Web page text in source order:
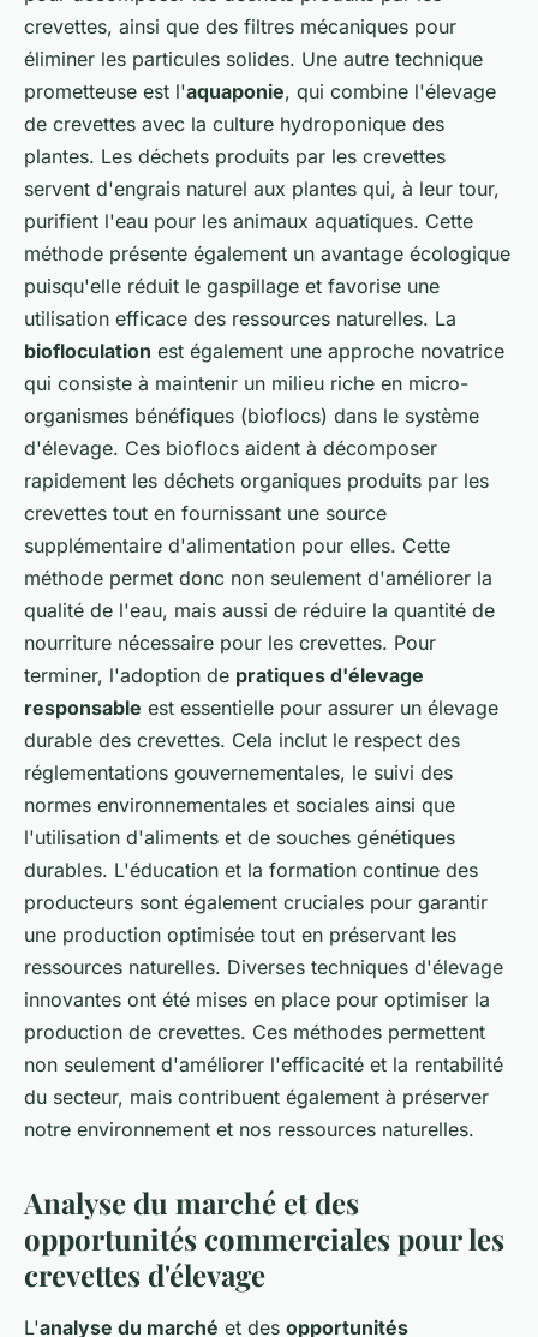
crevettes, ainsi que des filtres mécaniques pour
éliminer les particules solides. Une autre technique
prometteuse est l'aquaponie, qui combine l'élevage
de crevettes avec la culture hydroponique des
plantes. Les déchets produits par les crevettes
servent d'engrais naturel aux plantes qui, à leur tour,
purifient l'eau pour les animaux aquatiques. Cette
méthode présente également un avantage écologique
puisqu'elle réduit le gaspillage et favorise une
utilisation efficace des ressources naturelles. La
biofloculation est également une approche novatrice
qui consiste à maintenir un milieu riche en micro-
organismes bénéfiques (bioflocs) dans le système
d'élevage. Ces bioflocs aident à décomposer
rapidement les déchets organiques produits par les
crevettes tout en fournissant une source
supplémentaire d'alimentation pour elles. Cette
méthode permet donc non seulement d'améliorer la
qualité de l'eau, mais aussi de réduire la quantité de
nourriture nécessaire pour les crevettes. Pour
terminer, l'adoption de pratiques d'élevage
responsable est essentielle pour assurer un élevage
durable des crevettes. Cela inclut le respect des
réglementations gouvernementales, le suivi des
normes environnementales et sociales ainsi que
l'utilisation d'aliments et de souches génétiques
durables. L'éducation et la formation continue des
producteurs sont également cruciales pour garantir
une production optimisée tout en préservant les
ressources naturelles. Diverses techniques d'élevage
innovantes ont été mises en place pour optimiser la
production de crevettes. Ces méthodes permettent
non seulement d'améliorer l'efficacité et la rentabilité
du secteur, mais contribuent également à préserver
notre environnement et nos ressources naturelles.
Analyse du marché et des
opportunités commerciales pour les
crevettes d'élevage
L'analyse du marché et des opportunités